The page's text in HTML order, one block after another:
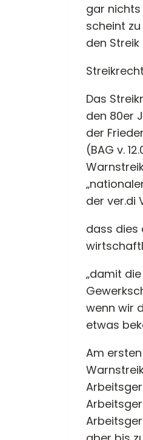
gar nichts
scheint
den
Das
den 80er
der
(BAG v.
der ver.di
dass dies
„damit
wenn wir
etwas
Am